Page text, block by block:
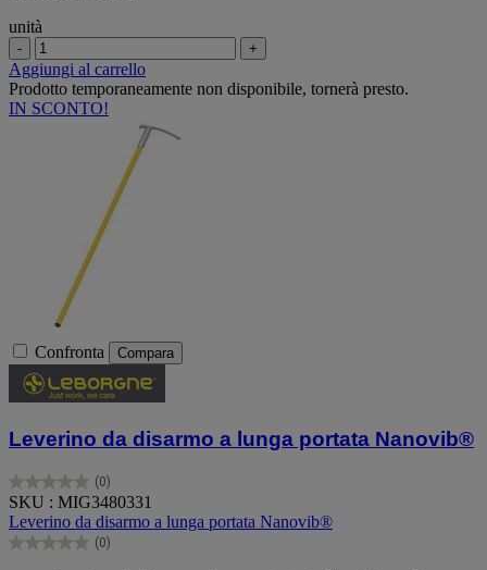
unità
- +
Aggiungi al carrello
Prodotto temporaneamente non disponibile, tornerà presto.
IN SCONTO!
Confronta Compara
Leverino da disarmo a lunga portata Nanovib®
(0)
0.0
su
5
stelle.
SKU : MIG3480331
Leverino da disarmo a lunga portata Nanovib®
(0)
0.0